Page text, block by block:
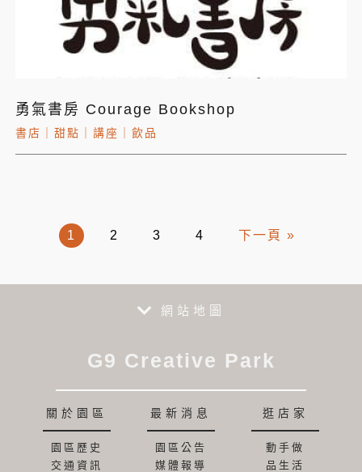
勇氣書房 Courage Bookshop
書店 甜點 講座 飲品
1 2 3 4 下一頁 »
網站地圖
G9 Creative Park
關於園區
園區歷史
交通資訊
最新消息
園區公告
媒體報導
逛店家
動手做
品生活